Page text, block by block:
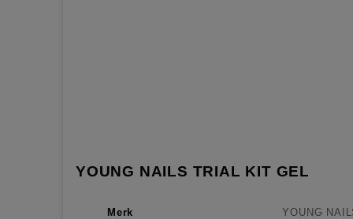
YOUNG NAILS TRIAL KIT GEL
Merk
YOUNG